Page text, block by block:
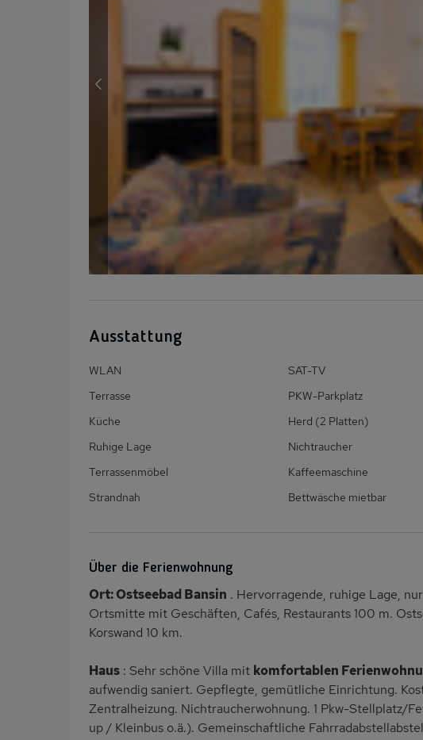
Ausstattung
WLAN SAT-TV
Terrasse
PKW-Parkplatz
Küche
Herd (2 Platten)
Ruhige Lage
Nichtraucher
Terrassenmöbel
Kaffeemaschine
Strandnah
Bettwäsche mietbar
Über die Ferienwohnung
Ort: Ostseebad Bansin . Hervorragende, ruhige Lage,
Ortsmitte mit Geschäften, Cafés, Restaurants 100 m.
Korswand 10 km.
Haus : Sehr schöne Villa mit komfortablen
aufwendig saniert. Gepflegte, gemütliche Einrichtung.
Zentralheizung. Nichtraucherwohnung. 1 Pkw-Stellplatz/
up / Kleinbus o.ä.). Gemeinschaftliche